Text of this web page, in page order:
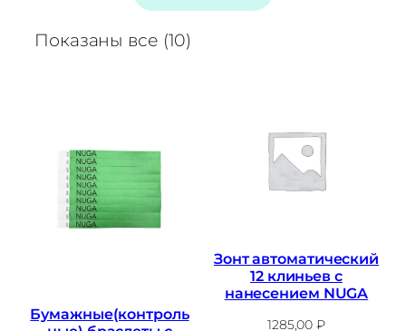
Показаны все (10)
Бумажные(контроль
Зонт автоматический
12 клиньев с
нанесением NUGA
1285,00₽